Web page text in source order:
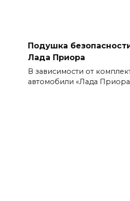
Подушка
Лада Приора
В зависимости от
автомобили «Лада